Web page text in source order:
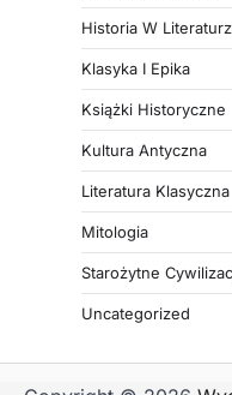
Historia W
Klasyka I Epika
Książki Historyczne
Kultura Antyczna
Literatura Klasyczna
Mitologia
Starożytne
Uncategorized